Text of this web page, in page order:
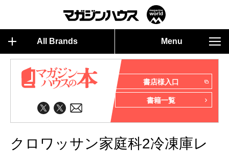
All Brands Menu
書店様入口
書籍一覧
クロワッサン家庭科2冷凍庫レ